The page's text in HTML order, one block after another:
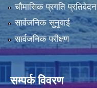
चौमासिक प्रगति प्रतिवेदन
सार्वजनिक सुनुवाई
सार्वजनिक परीक्षण
सम्पर्क विवरण